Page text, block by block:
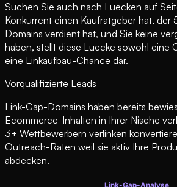
Suchen Sie auch nach Luecken auf
Konkurrent einen Kaufratgeber hat, der
Domains verdient hat, und Sie keine
haben, stellt diese Luecke sowohl eine
eine Linkaufbau-Chance dar.
Vorqualifizierte Leads
Link-Gap-Domains haben bereits
Ecommerce-Inhalten in Ihrer Nische
3+ Wettbewerbern verlinken
Outreach-Raten weil sie aktiv Ihre
abdecken.